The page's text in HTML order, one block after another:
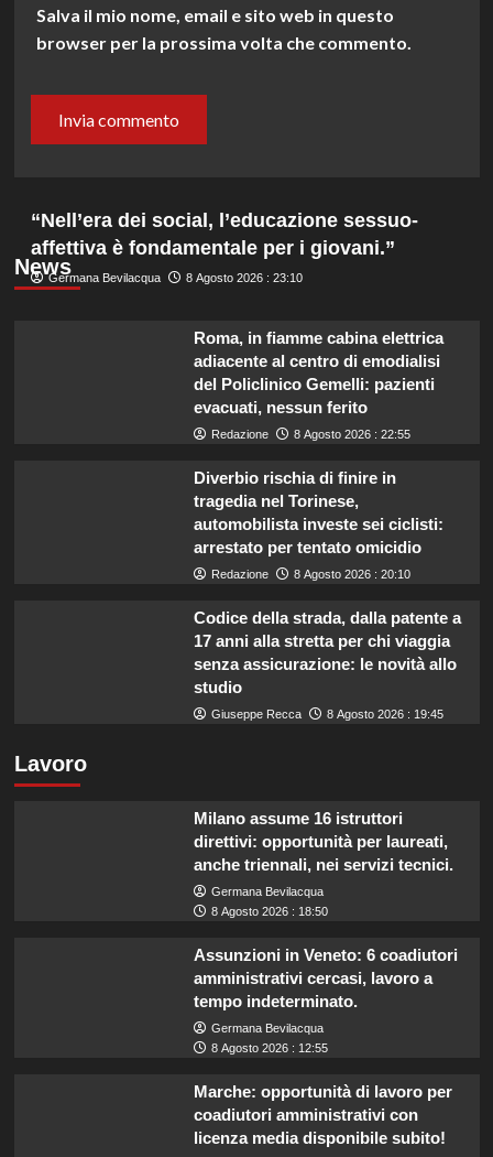
Salva il mio nome, email e sito web in questo
browser per la prossima volta che commento.
News
“Nell’era dei social, l’educazione sessuo-
affettiva è fondamentale per i giovani.”
Germana Bevilacqua 8 Agosto 2026 : 23:10
Roma, in fiamme cabina elettrica
adiacente al centro di emodialisi
del Policlinico Gemelli: pazienti
evacuati, nessun ferito
Redazione 8 Agosto 2026 : 22:55
Diverbio rischia di finire in
tragedia nel Torinese,
automobilista investe sei ciclisti:
arrestato per tentato omicidio
Redazione 8 Agosto 2026 : 20:10
Codice della strada, dalla patente a
17 anni alla stretta per chi viaggia
senza assicurazione: le novità allo
studio
Giuseppe Recca 8 Agosto 2026 : 19:45
Lavoro
Milano assume 16 istruttori
direttivi: opportunità per laureati,
anche triennali, nei servizi tecnici.
Germana Bevilacqua
8 Agosto 2026 : 18:50
Assunzioni in Veneto: 6 coadiutori
amministrativi cercasi, lavoro a
tempo indeterminato.
Germana Bevilacqua
8 Agosto 2026 : 12:55
Marche: opportunità di lavoro per
coadiutori amministrativi con
licenza media disponibile subito!